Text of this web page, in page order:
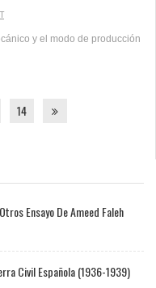
y el modo de producción
14
Ensayo De Ameed Faleh
Civil Española (1936-1939)